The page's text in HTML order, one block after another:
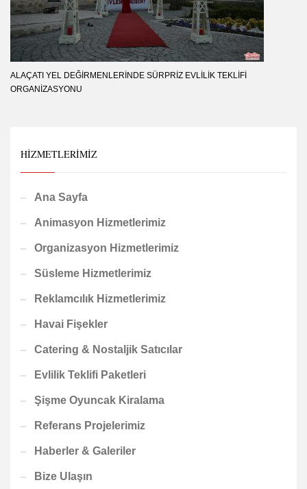
ALAÇATI YEL DEĞIRMENLERINDE SÜRPRIZ EVLILIK TEKLIFI
ORGANIZASYONU
HIZMETLERIMIZ
Ana Sayfa
Animasyon Hizmetlerimiz
Organizasyon Hizmetlerimiz
Süsleme Hizmetlerimiz
Reklamcılık Hizmetlerimiz
Havai Fişekler
Catering & Nostaljik Satıcılar
Evlilik Teklifi Paketleri
Şişme Oyuncak Kiralama
Referans Projelerimiz
Haberler & Galeriler
Bize Ulaşın